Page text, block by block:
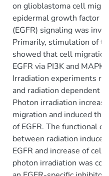
on glioblastoma cell
epidermal growth factor
(EGFR) signaling was
Primarily, stimulation of
showed that cell
EGFR via PI3K and MAPK
Irradiation experiments
and radiation dependent
Photon irradiation
migration and induced
of EGFR. The functional
between radiation
EGFR and increase of cell
photon irradiation was